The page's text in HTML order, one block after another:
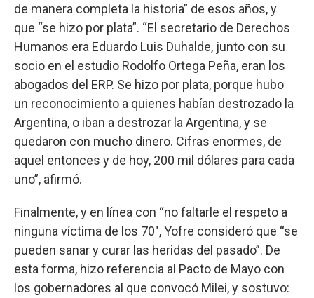
de manera completa la historia” de esos años, y
que “se hizo por plata”. “El secretario de Derechos
Humanos era Eduardo Luis Duhalde, junto con su
socio en el estudio Rodolfo Ortega Peña, eran los
abogados del ERP. Se hizo por plata, porque hubo
un reconocimiento a quienes habían destrozado la
Argentina, o iban a destrozar la Argentina, y se
quedaron con mucho dinero. Cifras enormes, de
aquel entonces y de hoy, 200 mil dólares para cada
uno”, afirmó.
Finalmente, y en línea con “no faltarle el respeto a
ninguna víctima de los 70″, Yofre consideró que “se
pueden sanar y curar las heridas del pasado”. De
esta forma, hizo referencia al Pacto de Mayo con
los gobernadores al que convocó Milei, y sostuvo: